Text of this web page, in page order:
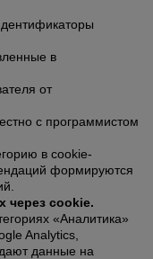
в
от
с программистом
в cookie-
формируются
через cookie.
«Аналитика»
Analytics,
данные на